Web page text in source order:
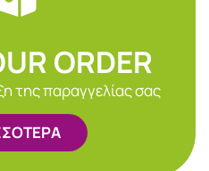
ORDER
της παραγγελίας σας